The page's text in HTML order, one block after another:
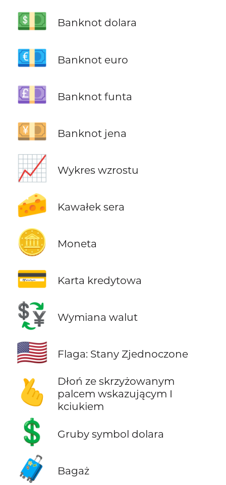
💵 Banknot dolara
💶 Banknot euro
💷 Banknot funta
💴 Banknot jena
📈 Wykres wzrostu
🧀 Kawałek sera
🪙 Moneta
💳 Karta kredytowa
💱 Wymiana walut
🇺🇸 Flaga: Stany Zjednoczone
🫰
Dłoń ze skrzyżowanym
palcem wskazującym I
kciukiem
💲 Gruby symbol dolara
🧳 Bagaż